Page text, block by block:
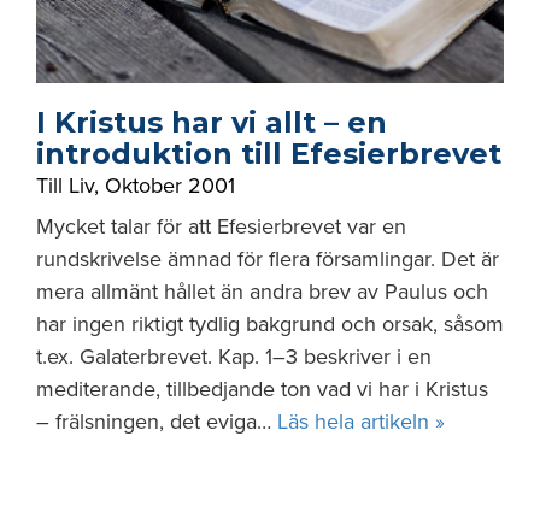
I Kristus har vi allt – en
introduktion till Efesierbrevet
Till Liv, Oktober 2001
Mycket talar för att Efesierbrevet var en
rundskrivelse ämnad för flera församlingar. Det är
mera allmänt hållet än andra brev av Paulus och
har ingen riktigt tydlig bakgrund och orsak, såsom
t.ex. Galaterbrevet. Kap. 1–3 beskriver i en
mediterande, tillbedjande ton vad vi har i Kristus
– frälsningen, det eviga… Läs hela artikeln »